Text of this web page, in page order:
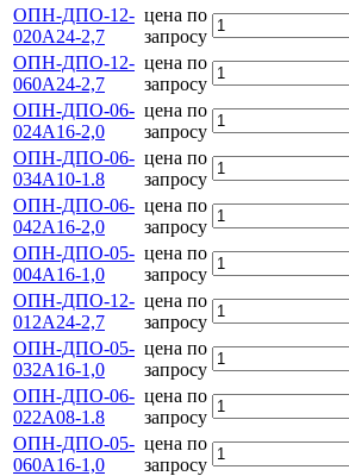
ОПН-ДПО-12-
020А24-2,7
цена по
запросу
ОПН-ДПО-12-
060А24-2,7
цена по
запросу
ОПН-ДПО-06-
024А16-2,0
цена по
запросу
ОПН-ДПО-06-
034А10-1.8
цена по
запросу
ОПН-ДПО-06-
042А16-2,0
цена по
запросу
ОПН-ДПО-05-
004А16-1,0
цена по
запросу
ОПН-ДПО-12-
012А24-2,7
цена по
запросу
ОПН-ДПО-05-
032А16-1,0
цена по
запросу
ОПН-ДПО-06-
022А08-1.8
цена по
запросу
ОПН-ДПО-05-
060А16-1,0
цена по
запросу